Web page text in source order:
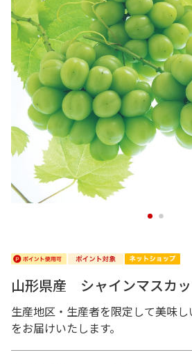
1 2
山形県産 シャインマスカ
生産地区・生産者を限定して美味
をお届けいたします。